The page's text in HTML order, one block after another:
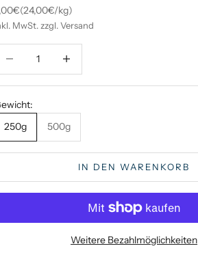
(24,00€/kg)
MwSt. zzgl. Versand
250g
500g
IN DEN WARENKORB
Weitere Bezahlmöglichkeiten